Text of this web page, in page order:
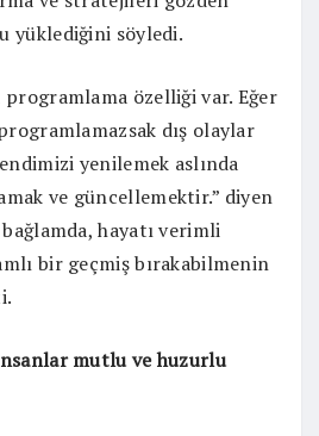
yüklediğini söyledi.
özelliği var. Eğer
dış olaylar
yenilemek aslında
ve güncellemektir.” diyen
hayatı verimli
bir geçmiş bırakabilmenin
mutlu ve huzurlu